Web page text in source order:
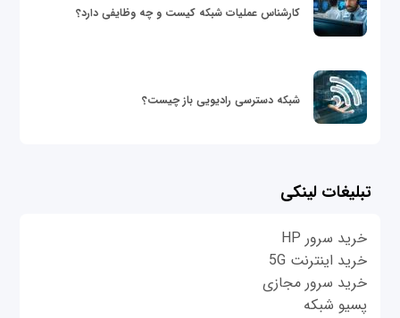
کارشناس عملیات شبکه کیست و چه وظایفی دارد؟
شبکه دسترسی رادیویی باز چیست؟
تبلیغات لینکی
خرید سرور HP
خرید اینترنت 5G
خرید سرور مجازی
پسیو شبکه